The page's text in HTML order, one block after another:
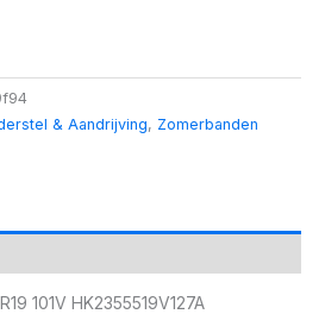
& Aandrijving, Zomerbanden
101V HK2355519V127A